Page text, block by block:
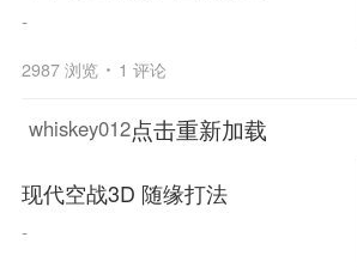
-
2987 浏览 1 评论
whiskey012点击重新加载
现代空战3D 随缘打法
-